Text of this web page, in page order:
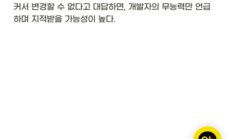
커서 변경할 수 없다고 대답하면, 개발자의 무능력만 언급
하며 지적받을 가능성이 높다.